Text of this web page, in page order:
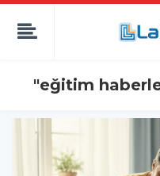
"eğitim